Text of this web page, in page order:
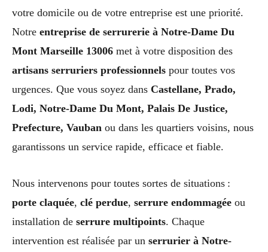
votre domicile ou de votre entreprise est une priorité.
Notre entreprise de serrurerie à Notre-Dame Du
Mont Marseille 13006 met à votre disposition des
artisans serruriers professionnels pour toutes vos
urgences. Que vous soyez dans Castellane, Prado,
Lodi, Notre-Dame Du Mont, Palais De Justice,
Prefecture, Vauban ou dans les quartiers voisins, nous
garantissons un service rapide, efficace et fiable.
Nous intervenons pour toutes sortes de situations :
porte claquée, clé perdue, serrure endommagée ou
installation de serrure multipoints. Chaque
intervention est réalisée par un serrurier à Notre-